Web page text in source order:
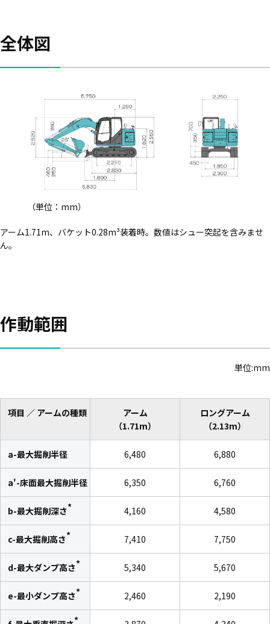
全体図
（単位：mm）
アーム1.71m、バケット0.28m³装着時。数値はシュー突起を含みませ
ん。
作動範囲
単位:mm
項目 ／ アームの種類
アーム
（1.71m）
ロングアーム
（2.13m）
a-最大掘削半径 6,480 6,880
a'-床面最大掘削半径 6,350 6,760
b-最大掘削深さ* 4,160 4,580
c-最大掘削高さ* 7,410 7,750
d-最大ダンプ高さ* 5,340 5,670
e-最小ダンプ高さ* 2,460 2,190
*